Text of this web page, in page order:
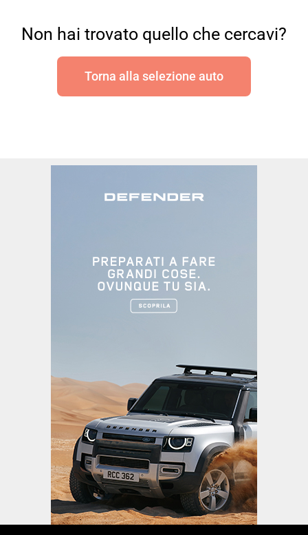
Non hai trovato quello che cercavi?
Torna alla selezione auto